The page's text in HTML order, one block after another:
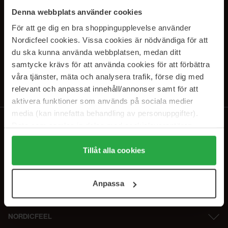
Denna webbplats använder cookies
För att ge dig en bra shoppingupplevelse använder
Nordicfeel cookies. Vissa cookies är nödvändiga för att
du ska kunna använda webbplatsen, medan ditt
samtycke krävs för att använda cookies för att förbättra
våra tjänster, mäta och analysera trafik, förse dig med
relevant och anpassat innehåll/annonser samt för att
aktivera funktioner som används på sociala medier
media (kan innefatta behandling av personuppgifter).
Genom att trycka på "Tillåt alla cookies" accepterar du
alla cookies, medan du under "Detaljer" kan anpassa
användningen av cookies. Du kan när som helst återkalla
samt vår Integritetspolicy.
Tillåt alla cookies
Anpassa
PRENUMERERA PÅ VÅRA
NYHETSBREV
Genom att prenumerera accepterar du vårIntegritetspolicy.
Avprenumerera när som helst.
NORDICFEEL